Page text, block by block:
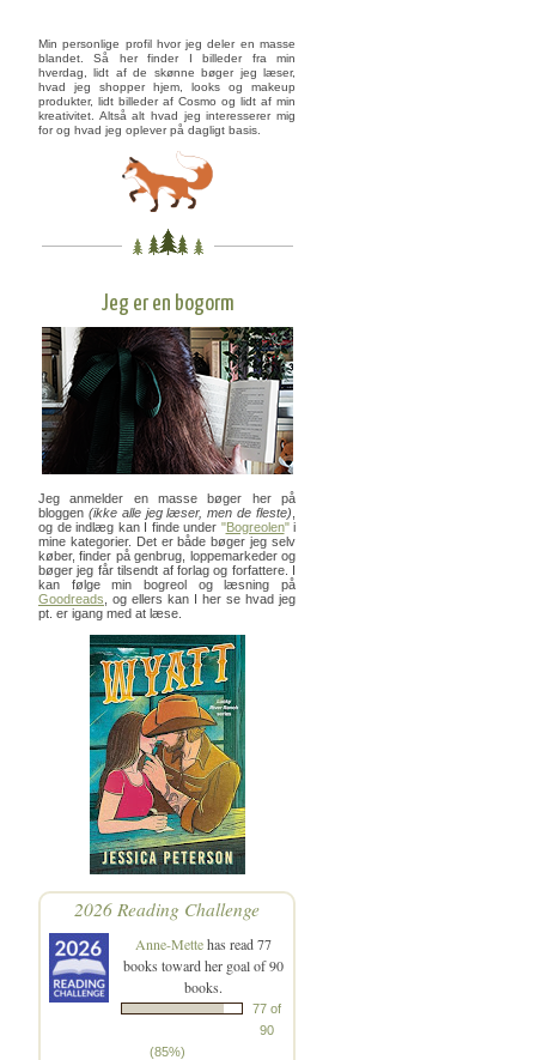
Min personlige profil hvor jeg deler en masse
blandet. Så her finder I billeder fra min
hverdag, lidt af de skønne bøger jeg læser,
hvad jeg shopper hjem, looks og makeup
produkter, lidt billeder af Cosmo og lidt af min
kreativitet. Altså alt hvad jeg interesserer mig
for og hvad jeg oplever på dagligt basis.
Jeg er en bogorm
Jeg anmelder en masse bøger her på
bloggen (ikke alle jeg læser, men de fleste)
og de indlæg kan I finde under "Bogreolen"i
mine kategorier. Det er både bøger jeg selv
køber, finder på genbrug, loppemarkeder og
bøger jeg får tilsendt af forlag og forfattere. I
kan følge min bogreol og læsning på
Goodreads , og ellers kan I her se hvad jeg
pt. er igang med at læse.
2026 Reading Challenge
Anne-Mettehas read 77
books toward her goal of 90
books.
77 of
90
(85%)